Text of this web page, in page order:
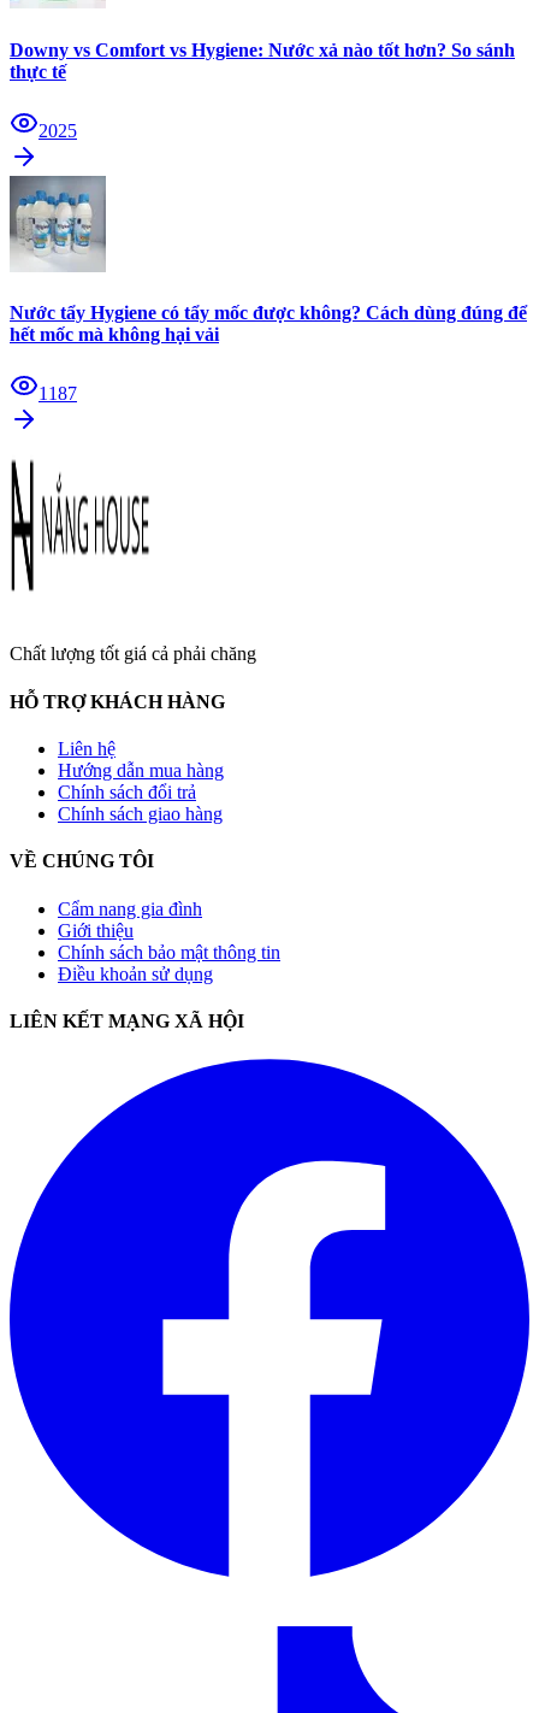
Downy vs Comfort vs Hygiene: Nước xả nào tốt hơn? So sánh
thực tế
2025
Nước tẩy Hygiene có tẩy mốc được không? Cách dùng đúng để
hết mốc mà không hại vải
1187
Chất lượng tốt giá cả phải chăng
HỖ TRỢ KHÁCH HÀNG
Liên hệ
Hướng dẫn mua hàng
Chính sách đổi trả
Chính sách giao hàng
VỀ CHÚNG TÔI
Cẩm nang gia đình
Giới thiệu
Chính sách bảo mật thông tin
Điều khoản sử dụng
LIÊN KẾT MẠNG XÃ HỘI